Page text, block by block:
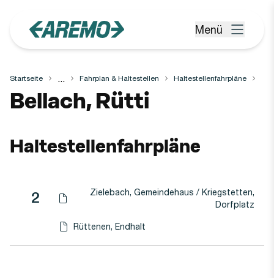
Menü öffnen
Menü
Startseite ... Fahrplan & Haltestellen Haltestellenfahrpläne
Haltestelle
Bellach, Rütti
Haltestellenfahrpläne
Linie Richtung
Linie
2 Haltestellen-PDF herunterladen für
Zielebach, Gemeindehaus / Kriegstetten,
Dorfplatz
(Öffnet in einen neuen Tab oder Fenster)
Haltestellen-PDF herunterladen für
Rüttenen, Endhalt
(Öffnet in einen neuen Tab oder Fenster)